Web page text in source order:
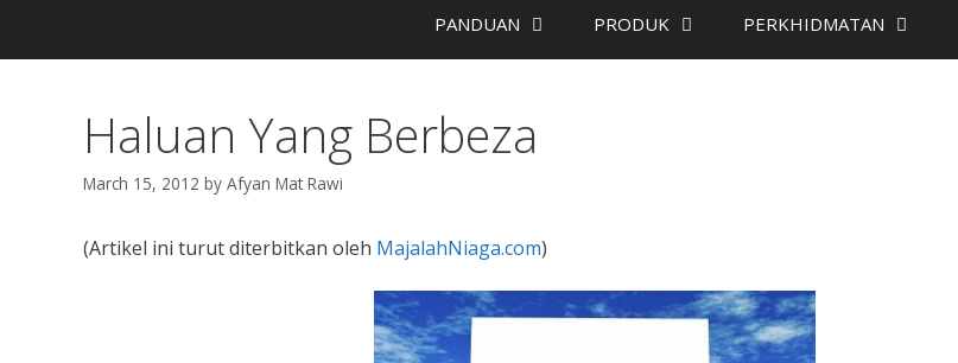
PANDUAN PRODUK PERKHIDMATAN
Haluan Yang Berbeza
March 15, 2012 by Afyan Mat Rawi
(Artikel ini turut diterbitkan oleh MajalahNiaga.com)